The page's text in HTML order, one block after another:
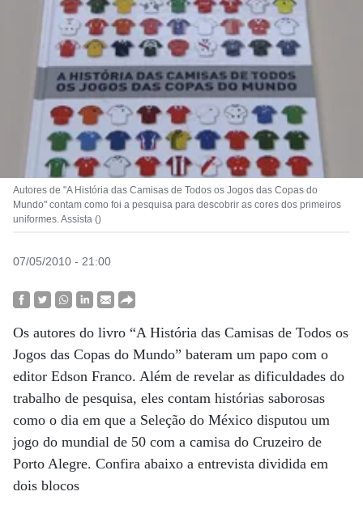
Autores de "A História das Camisas de Todos os Jogos das Copas do
Mundo" contam como foi a pesquisa para descobrir as cores dos primeiros
uniformes. Assista ()
07/05/2010 - 21:00
Os autores do livro “A História das Camisas de Todos os
Jogos das Copas do Mundo” bateram um papo com o
editor Edson Franco. Além de revelar as dificuldades do
trabalho de pesquisa, eles contam histórias saborosas
como o dia em que a Seleção do México disputou um
jogo do mundial de 50 com a camisa do Cruzeiro de
Porto Alegre. Confira abaixo a entrevista dividida em
dois blocos